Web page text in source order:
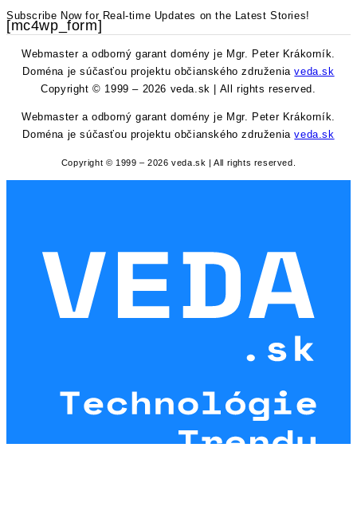
Subscribe Now for Real-time Updates on the Latest Stories!
[mc4wp_form]
Webmaster a odborný garant domény je Mgr. Peter Krákorník.
Doména je súčasťou projektu občianského združeniaveda.sk
Copyright © 1999 – 2026 veda.sk | All rights reserved.
Webmaster a odborný garant domény je Mgr. Peter Krákorník.
Doména je súčasťou projektu občianského združeniaveda.sk
Copyright © 1999 – 2026 veda.sk | All rights reserved.